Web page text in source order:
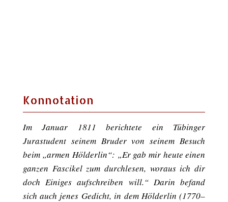
Konnotation
Im Januar 1811 berichtete ein Tübinger
Jurastudent seinem Bruder von seinem Besuch
beim „armen Hölderlin“: „Er gab mir heute einen
ganzen Fascikel zum durchlesen, woraus ich dir
doch Einiges aufschreiben will.“ Darin befand
sich auch jenes Gedicht, in dem Hölderlin (1770–